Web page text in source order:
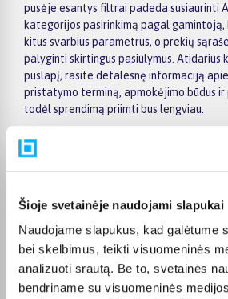
Šioje svetainėje naudojami slapukai
Naudojame slapukus, kad galėtume
bei skelbimus, teikti visuomeninės
analizuoti srautą. Be to, svetainės
bendriname su visuomeninės
pusėje esantys filtrai padeda susiaurinti
kategorijos pasirinkimą pagal gamintoją,
kitus svarbius parametrus, o prekių
palyginti skirtingus pasiūlymus. Atidarius
puslapį, rasite detalesnę informaciją apie
pristatymo terminą, apmokėjimo būdus ir
todėl sprendimą priimti bus lengviau.
Didesnės vertės pirkiniams BIGBOX.LT
apmokėjimą dalimis – visoms prekėms
nemokamas 24 mėnesių lizingas, todėl
pristatymas į paštomatus kainuoja nuo
pristatymo kaina prasideda nuo 2,99 €.
prekės paprastai pristatomos per 1–2
kiekvienos prekės pristatymo terminas
puslapyje.